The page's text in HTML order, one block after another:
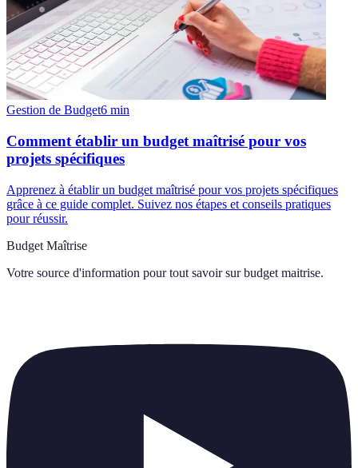
Gestion de Budget6 min
Comment établir un budget maîtrisé pour vos
projets spécifiques
Apprenez à établir un budget maîtrisé pour vos projets spécifiques
grâce à ce guide complet. Suivez nos étapes et conseils pratiques
pour réussir.
Budget Maîtrise
Votre source d'information pour tout savoir sur budget maitrise.